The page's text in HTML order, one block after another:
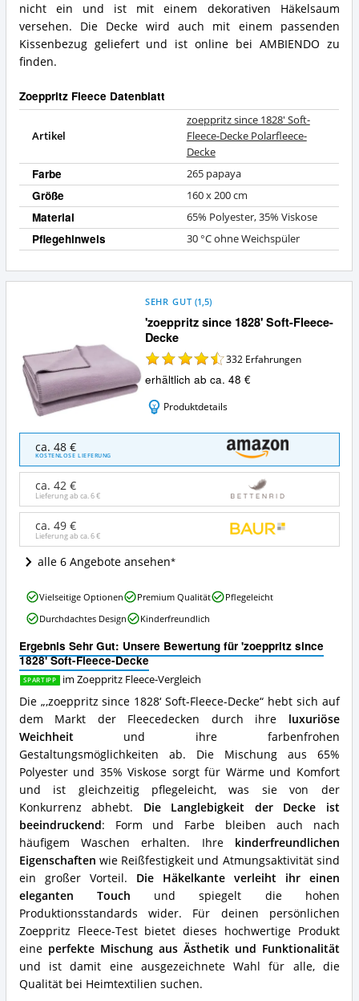
nicht ein und ist mit einem dekorativen Häkelsaum
versehen. Die Decke wird auch mit einem passenden
Kissenbezug geliefert und ist online bei AMBIENDO zu
finden.
Zoeppritz Fleece Datenblatt
Artikel
zoeppritz since 1828' Soft-
Fleece-Decke Polarfleece-
Decke
Farbe 265 papaya
Größe 160 x 200 cm
Material 65% Polyester, 35% Viskose
Pflegehinweis 30 °C ohne Weichspüler
'zoeppritz since 1828' Soft-Fleece-
Decke
SEHR GUT (1,5)
332 Erfahrungen
erhältlich ab ca. 48 €
Produktdetails
'zoeppritz
since
1828'
Soft-
Fleece-
Decke
Angebote:
ist
diese
Fleece
erhältlich?
ca. 48 €
KOSTENLOSE LIEFERUNG
ca. 42 €
Lieferung ab ca.6 €
ca. 49 €
Lieferung ab ca.6 €
alle 6 Angebote ansehen
Ergebnis Sehr Gut: Unsere Bewertung für 'zoeppritz since
1828' Soft-Fleece-Decke
SPARTIPP im Zoeppritz Fleece-Vergleich
Die „‚zoeppritz since 1828‘ Soft-Fleece-Decke“ hebt sich auf
dem Markt der Fleecedecken durch ihre luxuriöse
Weichheitund ihre farbenfrohen
Gestaltungsmöglichkeiten ab. Die Mischung aus 65%
Polyester und 35% Viskose sorgt für Wärme und Komfort
und ist gleichzeitig pflegeleicht, was sie von der
Konkurrenz abhebt. Die Langlebigkeit der Decke ist
beeindruckend: Form und Farbe bleiben auch nach
häufigem Waschen erhalten. Ihre kinderfreundlichen
Eigenschaften wie Reißfestigkeit und Atmungsaktivität sind
ein großer Vorteil. Die Häkelkante verleiht ihr einen
eleganten Touch und spiegelt die hohen
Produktionsstandards wider. Für deinen persönlichen
Zoeppritz Fleece-Test bietet dieses hochwertige Produkt
eine perfekte Mischung aus Ästhetik und Funktionalität
und ist damit eine ausgezeichnete Wahl für alle, die
Qualität bei Heimtextilien suchen.
'zoeppritz
since
1828'
Fleece-
Decke
Vorteile:
Was
spricht
für
diese
Zoeppritz
Fleece?
Vielseitige Optionen Premium Qualität
Pflegeleicht
Durchdachtes Design
Kinderfreundlich